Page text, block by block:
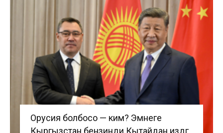
Орусия болбосо — ким? Эмнеге
Кыргызстан бензинди Кытайдан издөөгө